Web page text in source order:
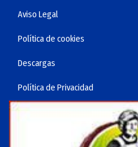
Aviso Legal
Política de cookies
Descargas
Política de Privacidad